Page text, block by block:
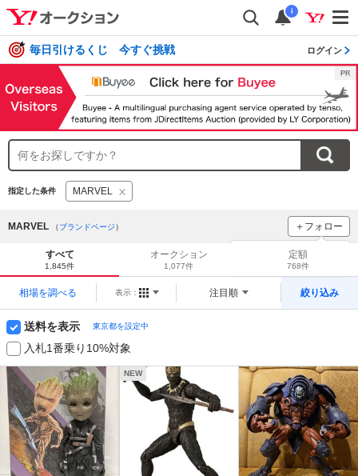
i
毎日引けるくじ 今すぐ挑戦 ログイン
指定した条件 MARVEL
MARVEL （ブランドページ） ＋フォロー
ブランドをフォロー
をチェック！
すべて
1,845件
オークション
1,077件
定額
768件
相場を調べる 表示： 注目順 絞り込み
送料を表示 東京都を設定中
入札1番乗り10%対象
NEW